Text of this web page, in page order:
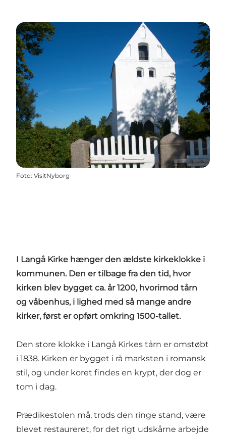
Foto: VisitNyborg
I Langå Kirke hænger den ældste kirkeklokke i
kommunen. Den er tilbage fra den tid, hvor
kirken blev bygget ca. år 1200, hvorimod tårn
og våbenhus, i lighed med så mange andre
kirker, først er opført omkring 1500-tallet.
Den store klokke i Langå Kirkes tårn er omstøbt
i 1838. Kirken er bygget i rå marksten i romansk
stil, og under koret findes en krypt, der dog er
tom i dag.
Prædikestolen må, trods den ringe stand, være
blevet restaureret, for det rigt udskårne arbejde